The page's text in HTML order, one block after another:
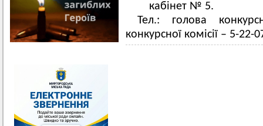
кабінет № 5.
Тел.: голова
конкурсної комісії – 5-22-